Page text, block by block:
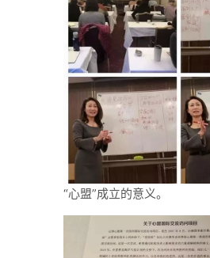
“心盟”成立的意义。